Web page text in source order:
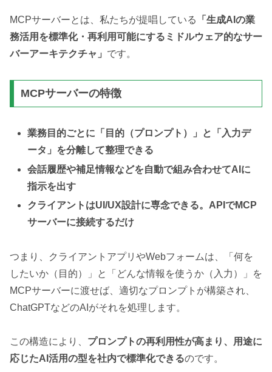
MCPサーバーとは、私たちが提唱している
「生成AIの業
務活用を標準化・再利用可能にするミドルウェア的なサー
バーアーキテクチャ」 です。
MCPサーバーの特徴
業務目的ごとに「目的（プロンプト）」と「入力デ
ータ」を分離して整理できる
会話履歴や補足情報などを自動で組み合わせてAIに
指示を出す
クライアントはUI/UX設計に専念できる。APIでMCP
サーバーに接続するだけ
つまり、クライアントアプリやWebフォームは、「何を
したいか（目的）」と「どんな情報を使うか（入力）」を
MCPサーバーに渡せば、適切なプロンプトが構築され、
ChatGPTなどのAIがそれを処理します。
この構造により、 プロンプトの再利用性が高まり、用途に
応じたAI活用の型を社内で標準化できるのです。